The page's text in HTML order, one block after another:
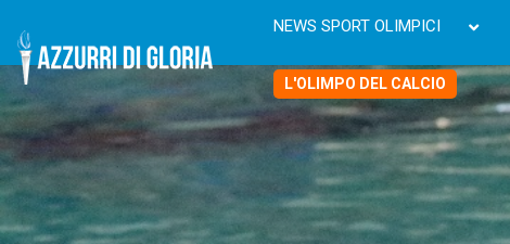
NEWS SPORT OLIMPICI
L'OLIMPO DEL CALCIO